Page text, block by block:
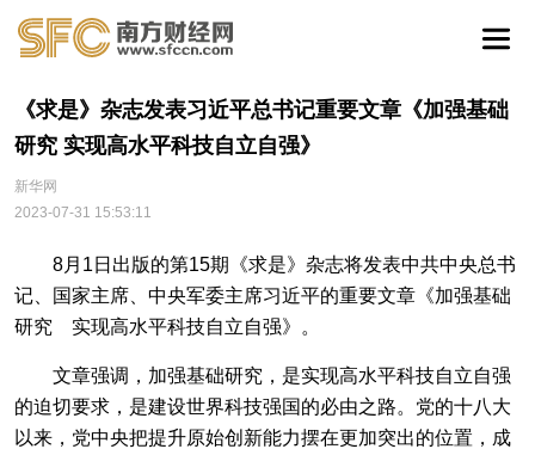
《求是》杂志发表习近平总书记重要文章《加强基础
研究 实现高水平科技自立自强》
新华网
2023-07-31 15:53:11
8月1日出版的第15期《求是》杂志将发表中共中央总书
记、国家主席、中央军委主席习近平的重要文章《加强基础
研究 实现高水平科技自立自强》。
文章强调，加强基础研究，是实现高水平科技自立自强
的迫切要求，是建设世界科技强国的必由之路。党的十八大
以来，党中央把提升原始创新能力摆在更加突出的位置，成